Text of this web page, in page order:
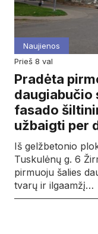
Naujienos
prieš 8 val
Pradėta
daugiabučio
fasado
užbaigti per
Iš gelžbetonio
Tuskulėnų g. 6
pirmuoju šalies
tvarų ir ilgaamžį…